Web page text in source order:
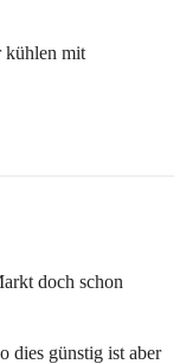
kühlen mit
doch schon
dies günstig ist aber